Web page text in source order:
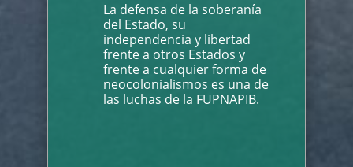
La defensa de la soberanía
del Estado, su
independencia y libertad
frente a otros Estados y
frente a cualquier forma de
neocolonialismos es una de
las luchas de la FUPNAPIB.